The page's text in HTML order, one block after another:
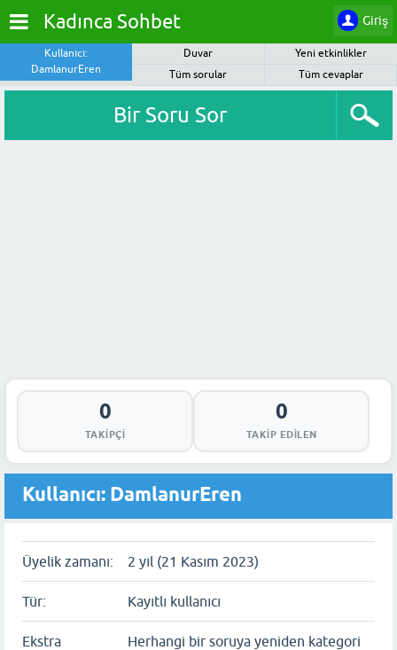
Giriş
Kadınca Sohbet
Kullanıcı:
DamlanurEren
Duvar
Yeni etkinlikler
Tüm sorular
Tüm cevaplar
Bir Soru Sor
0
TAKIPÇI
0
TAKIP EDILEN
Kullanıcı: DamlanurEren
Üyelik zamanı: 2 yıl (21 Kasım 2023)
Tür: Kayıtlı kullanıcı
Ekstra
Herhangi bir soruya yeniden kategori